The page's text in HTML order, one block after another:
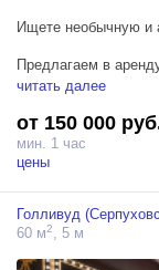
Ищете необычную и
Предлагаем в
уникальное
В вашем
• Просторная
• Цирковые
• Динамический
световые сценарии;
читать далее
от 150 000
мин. 1 час
цены
Голливуд
60 м2 , 5 м